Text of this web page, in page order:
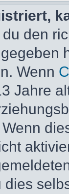
den
Wenn
Jahre